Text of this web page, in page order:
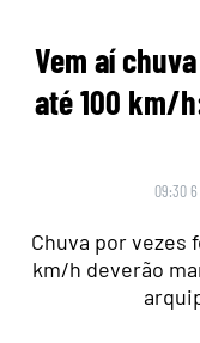
Vem aí
até 100 km/
09:30
Chuva por vezes
km/h deverão